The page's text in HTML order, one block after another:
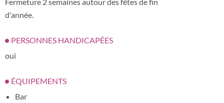
d'année.
PERSONNES HANDICAPÉES
oui
ÉQUIPEMENTS
Bar